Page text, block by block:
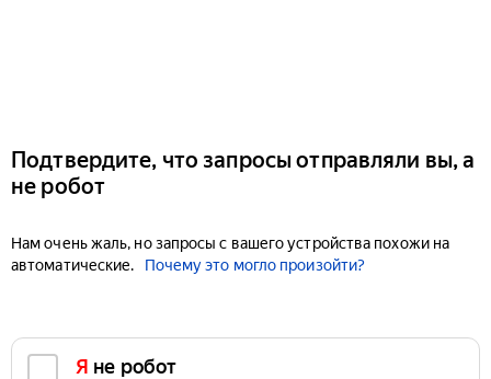
Подтвердите, что запросы отправляли вы, а
не робот
Нам очень жаль, но запросы с вашего устройства похожи на
автоматические.
Почему это могло произойти?
Я не робот